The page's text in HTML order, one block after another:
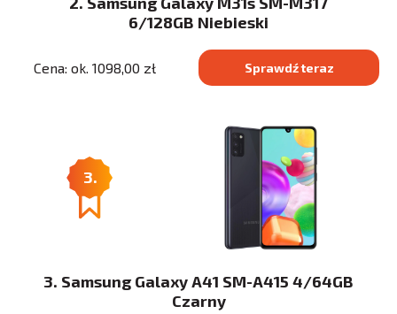
6/128GB Niebieski
Cena: ok. 1098,00 zł Sprawdź teraz
3.
3. Samsung Galaxy A41 SM-A415 4/64GB
Czarny